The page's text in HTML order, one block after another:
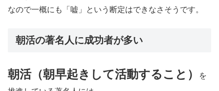
なので一概にも「嘘」という断定はできなさそうです。
朝活の著名人に成功者が多い
朝活（朝早起きして活動すること）
を